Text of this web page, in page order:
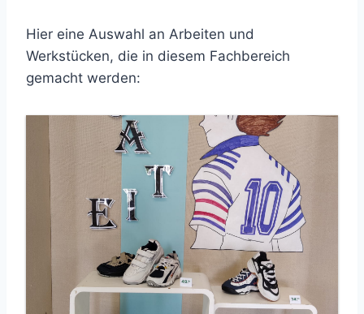
Hier eine Auswahl an Arbeiten und
Werkstücken, die in diesem Fachbereich
gemacht werden: